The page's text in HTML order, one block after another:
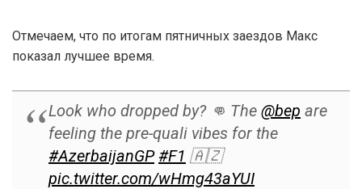
Отмечаем, что по итогам пятничных заездов Макс
показал лучшее время.
Look who dropped by? 👊 The @bep are
feeling the pre-quali vibes for the
#AzerbaijanGP #F1 🇦🇿
pic.twitter.com/wHmg43aYUI